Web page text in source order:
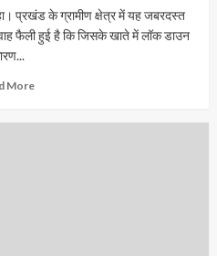
प्रखंड के ग्रामीण क्षेत्र में यह जबरदस्त
फैली हुई है कि जिसके खाते में लॉक डाउन
More